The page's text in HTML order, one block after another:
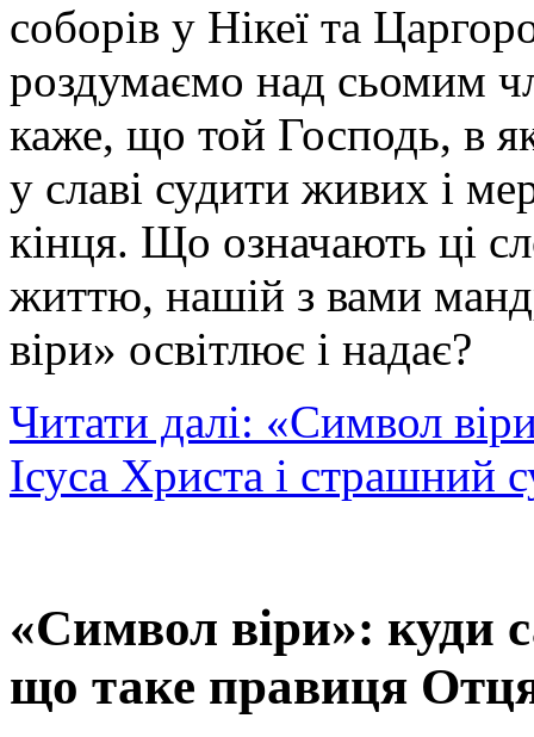
соборів у Нікеї та
роздумаємо над сьомим
каже, що той Господь, в
у славі судити живих і
кінця. Що означають ці
життю, нашій з вами
віри» освітлює і надає?
Читати далі: «Символ
Ісуса Христа і страшний
«Символ віри»: куди
що таке правиця